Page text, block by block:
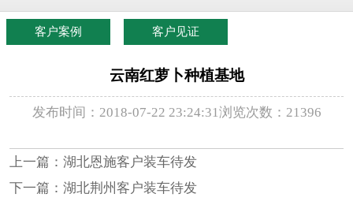
客户案例 客户见证
云南红萝卜种植基地
发布时间：2018-07-22 23:24:31浏览次数：21396
上一篇： 湖北恩施客户装车待发
下一篇： 湖北荆州客户装车待发